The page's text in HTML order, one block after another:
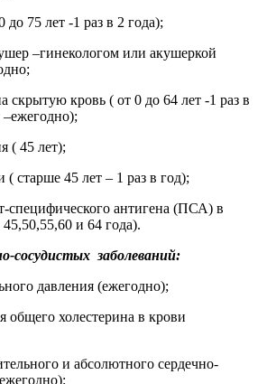
75 лет -1 раз в 2 года);
–гинекологом или акушеркой
скрытую кровь ( от 0 до 64 лет -1 раз в
–ежегодно);
( 45 лет);
старше 45 лет – 1 раз в год);
специфического антигена (ПСА) в
и 64 года).
сосудистых заболеваний:
давления (ежегодно);
общего холестерина в крови
и абсолютного сердечно-